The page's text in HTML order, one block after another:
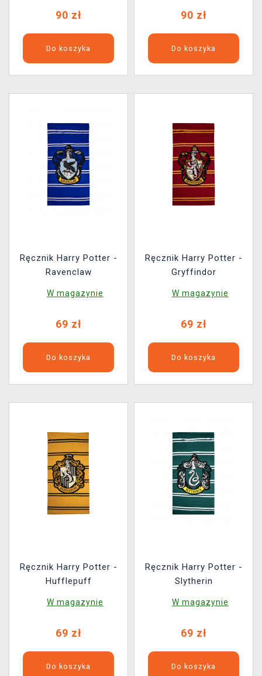
90 zł
Do koszyka
90 zł
Do koszyka
Ręcznik Harry Potter -
Ravenclaw
W magazynie
69 zł
Do koszyka
Ręcznik Harry Potter -
Gryffindor
W magazynie
69 zł
Do koszyka
Ręcznik Harry Potter -
Hufflepuff
W magazynie
69 zł
Do koszyka
Ręcznik Harry Potter -
Slytherin
W magazynie
69 zł
Do koszyka